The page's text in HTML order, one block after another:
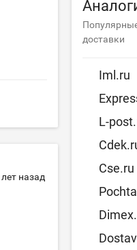
назад
доставки
Iml.ru
L-
Cse.ru